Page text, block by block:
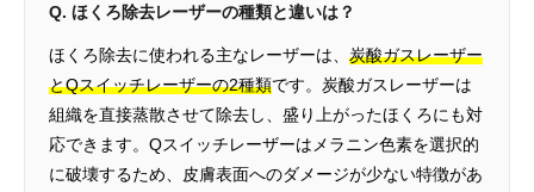
Q. ほくろ除去レーザーの種類と違いは？
ほくろ除去に使われる主なレーザーは、 炭酸ガスレーザー
とQスイッチレーザーの2種類です。炭酸ガスレーザーは
組織を直接蒸散させて除去し、盛り上がったほくろにも対
応できます。Qスイッチレーザーはメラニン色素を選択的
に破壊するため、皮膚表面へのダメージが少ない特徴があ